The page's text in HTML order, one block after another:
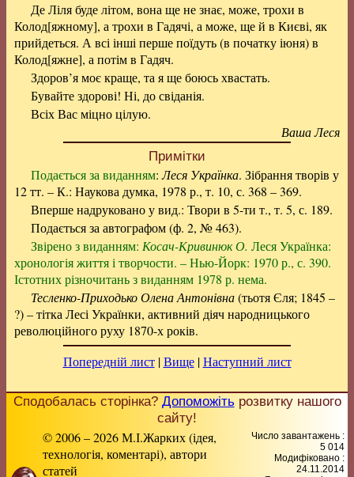
Де Ліля буде літом, вона ще не знає, може, трохи в
Колод[яжному], а трохи в Гадячі, а може, ще й в Києві, як
прийдеться. А всі інші перше поїдуть (в початку іюня) в
Колод[яжне], а потім в Гадяч.
Здоров’я моє краще, та я ще боюсь хвастать.
Бувайте здорові! Ні, до свіданія.
Всіх Вас міцно цілую.
Ваша Леся
Примітки
Подається за виданням:Леся Українка. Зібрання творів у
12 тт. – К.: Наукова думка, 1978 р., т. 10, с. 368 – 369.
Вперше надруковано у вид.: Твори в 5-ти т., т. 5, с. 189.
Подається за автографом (ф. 2, № 463).
Звірено з виданням: Косач-Кривинюк О. Леся Українка:
хронологія життя і творчости. – Нью-Йорк: 1970 р., с. 390.
Істотних різночитань з виданням 1978 р. нема.
Тесленко-Приходько Олена Антонівна(тьотя Єля; 1845 –
?) – тітка Лесі Українки, активний діяч народницького
революційного руху 1870-х років.
Попередній лист|Вище|Наступний лист
Сподобалась сторінка? Допоможітьрозвитку нашого
сайту!
© 2006 – 2026 М.І.Жарких (ідея,
технологія, коментарі), автори
статей
Число завантажень :
5 014
Модифіковано :
24.11.2014